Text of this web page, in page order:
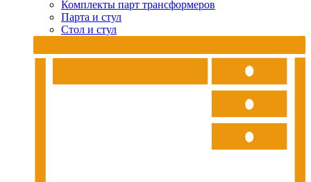
Комплекты парт трансформеров
Парта и стул
Стол и стул